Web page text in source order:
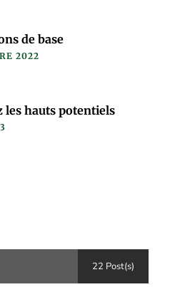
de base
2022
les hauts potentiels
22 Post(s)